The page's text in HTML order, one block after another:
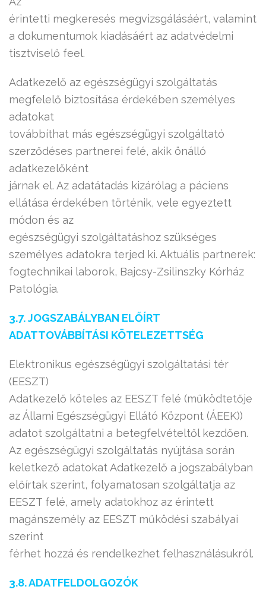
érintetti megkeresés megvizsgálásáért, valamint
a dokumentumok kiadásáért az adatvédelmi
tisztviselő feel.
Adatkezelő az egészségügyi szolgáltatás
megfelelő biztosítása érdekében személyes
adatokat
továbbíthat más egészségügyi szolgáltató
szerződéses partnerei felé, akik önálló
adatkezelőként
járnak el. Az adatátadás kizárólag a páciens
ellátása érdekében történik, vele egyeztett
módon és az
egészségügyi szolgáltatáshoz szükséges
személyes adatokra terjed ki. Aktuális partnerek:
fogtechnikai laborok, Bajcsy-Zsilinszky Kórház
Patológia.
3.7. JOGSZABÁLYBAN ELŐÍRT
ADATTOVÁBBÍTÁSI KÖTELEZETTSÉG
Elektronikus egészségügyi szolgáltatási tér
(EESZT)
Adatkezelő köteles az EESZT felé (működtetője
az Állami Egészségügyi Ellátó Központ (ÁEEK))
adatot szolgáltatni a betegfelvételtől kezdően.
Az egészségügyi szolgáltatás nyújtása során
keletkező adatokat Adatkezelő a jogszabályban
előírtak szerint, folyamatosan szolgáltatja az
EESZT felé, amely adatokhoz az érintett
magánszemély az EESZT működési szabályai
szerint
férhet hozzá és rendelkezhet felhasználásukról.
3.8. ADATFELDOLGOZÓK